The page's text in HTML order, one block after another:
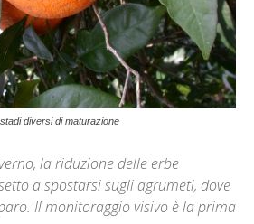
diversi di maturazione
la riduzione delle erbe
a spostarsi sugli agrumeti, dove
Il monitoraggio visivo è la prima